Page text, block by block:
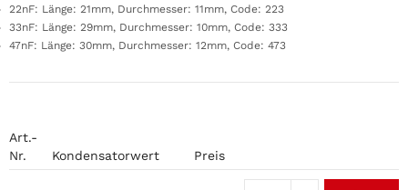
Art.-
Nr.
Kondensatorwert Preis
22nF: Länge: 21mm, Durchmesser: 11mm, Code: 223
33nF: Länge: 29mm, Durchmesser: 10mm, Code: 333
47nF: Länge: 30mm, Durchmesser: 12mm, Code: 473